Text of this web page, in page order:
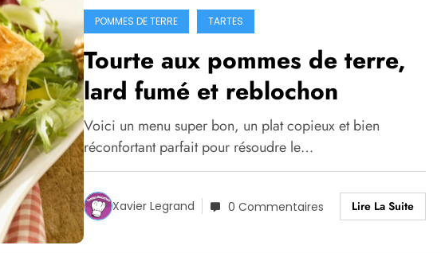
POMMES DE TERRE TARTES
Tourte aux pommes de terre,
lard fumé et reblochon
Voici un menu super bon, un plat copieux et bien
réconfortant parfait pour résoudre le…
Xavier Legrand 0 Commentaires Lire La Suite